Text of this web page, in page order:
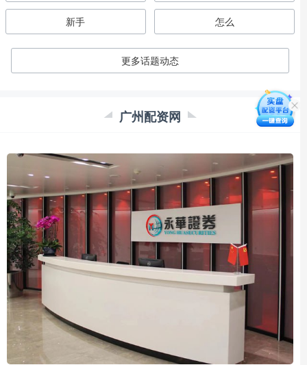
新手 怎么
更多话题动态
广州配资网